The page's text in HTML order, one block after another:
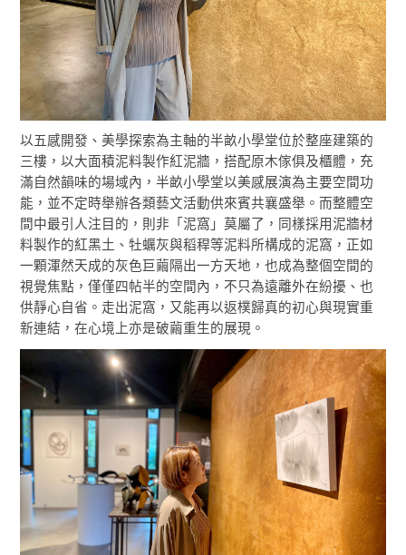
以五感開發、美學探索為主軸的半畝小學堂位於整座建築的
三樓，以大面積泥料製作紅泥牆，搭配原木傢俱及櫃體，充
滿自然韻味的場域內，半畝小學堂以美感展演為主要空間功
能，並不定時舉辦各類藝文活動供來賓共襄盛舉。而整體空
間中最引人注目的，則非「泥窩」莫屬了，同樣採用泥牆材
料製作的紅黑土、牡蠣灰與稻稈等泥料所構成的泥窩，正如
一顆渾然天成的灰色巨繭隔出一方天地，也成為整個空間的
視覺焦點，僅僅四帖半的空間內，不只為遠離外在紛擾、也
供靜心自省。走出泥窩，又能再以返樸歸真的初心與現實重
新連結，在心境上亦是破繭重生的展現。